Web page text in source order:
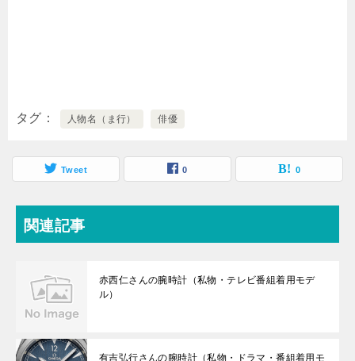
タグ 人物名（ま行） 俳優
Tweet 0 0
関連記事
赤西仁さんの腕時計（私物・テレビ番組着用モデ
ル）
有吉弘行さんの腕時計（私物・ドラマ・番組着用モ